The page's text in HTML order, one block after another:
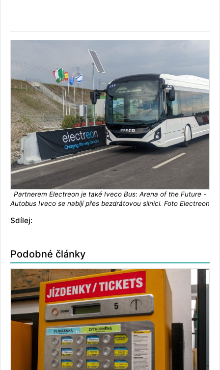
Partnerem Electreon je také Iveco Bus: Arena of the Future -
Autobus Iveco se nabíjí přes bezdrátovou silnici. Foto Electreon
Sdílej:
Podobné články